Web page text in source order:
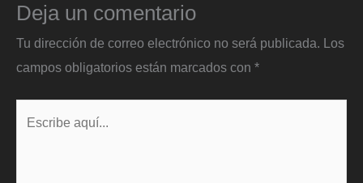
Deja un comentario
Tu dirección de correo electrónico no será publicada. Los
campos obligatorios están marcados con *